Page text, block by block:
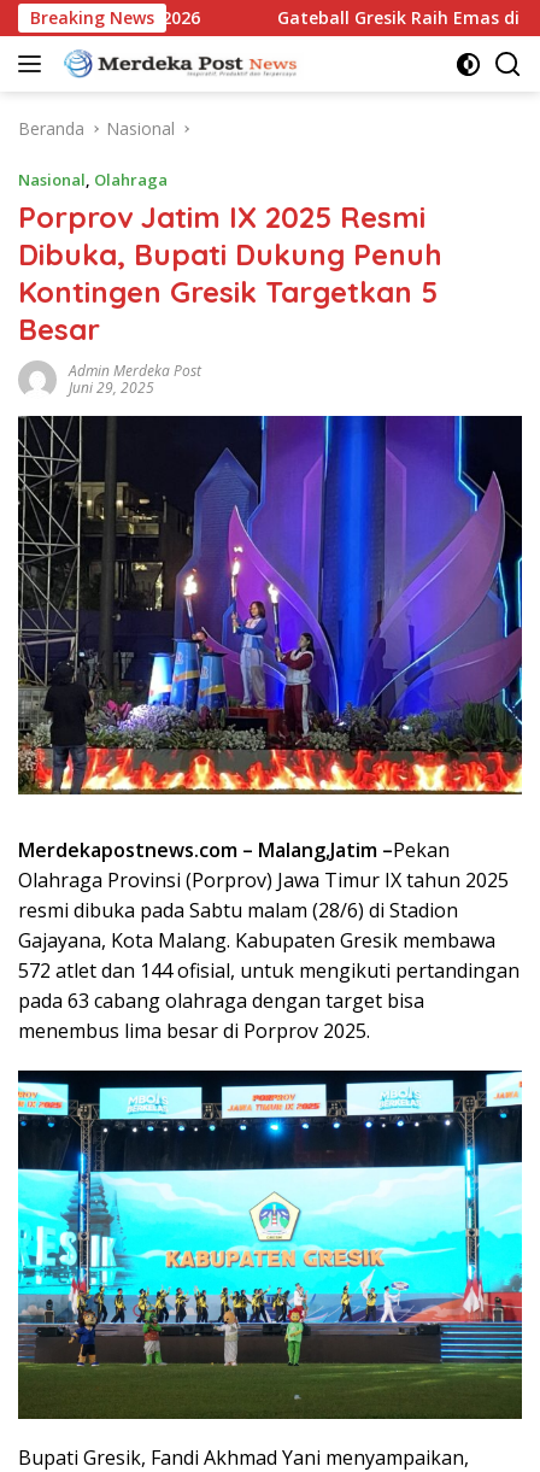
Langsung
ke
konten
Breaking News
Open 2026 Gateball Gresik Raih Emas di East Java
Beranda Nasional
Nasional, Olahraga
Porprov Jatim IX 2025 Resmi
Dibuka, Bupati Dukung Penuh
Kontingen Gresik Targetkan 5
Besar
Admin Merdeka Post
Juni 29, 2025
Merdekapostnews.com – Malang,Jatim –Pekan
Olahraga Provinsi (Porprov) Jawa Timur IX tahun 2025
resmi dibuka pada Sabtu malam (28/6) di Stadion
Gajayana, Kota Malang. Kabupaten Gresik membawa
572 atlet dan 144 ofisial, untuk mengikuti pertandingan
pada 63 cabang olahraga dengan target bisa
menembus lima besar di Porprov 2025.
Bupati Gresik, Fandi Akhmad Yani menyampaikan,